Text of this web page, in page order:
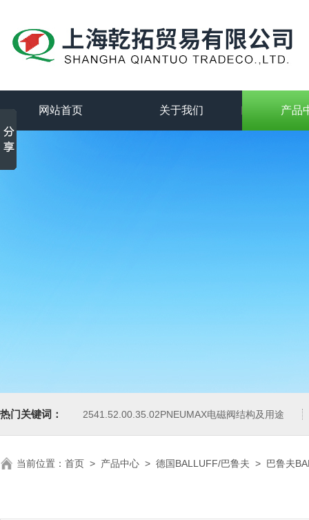
网站首页 关于我们 产品
热门关键词： 2541.52.00.35.02PNEUMAX电磁阀结构及用途
当前位置： 首页 > 产品中心 > 德国BALLUFF/巴鲁夫 > 巴鲁夫